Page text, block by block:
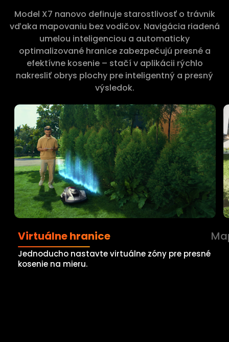
Model X7 nanovo definuje starostlivosť o trávnik
vďaka mapovaniu bez vodičov. Navigácia riadená
umelou inteligenciou a automaticky
optimalizované hranice zabezpečujú presné a
efektívne kosenie – stačí v aplikácii rýchlo
nakresliť obrys plochy pre inteligentný a presný
výsledok.
Virtuálne hranice
Jednoducho nastavte virtuálne zóny pre presné
kosenie na mieru.